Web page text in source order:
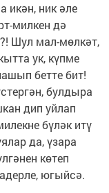
икән, ник әле
милкен дә
Шул мал-мөлкәт,
ук, күпме
бетте бит!
булдыра
дип уйлап
бүләк итү
да, үзара
көтеп
югыйсә.